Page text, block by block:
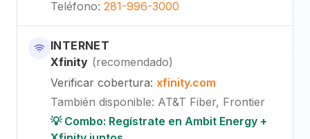
Teléfono: 281-996-3000
INTERNET
Xfinity (recomendado)
Verificar cobertura: xfinity.com
También disponible: AT&T Fiber, Frontier
💡 Combo: Regístrate en Ambit Energy +